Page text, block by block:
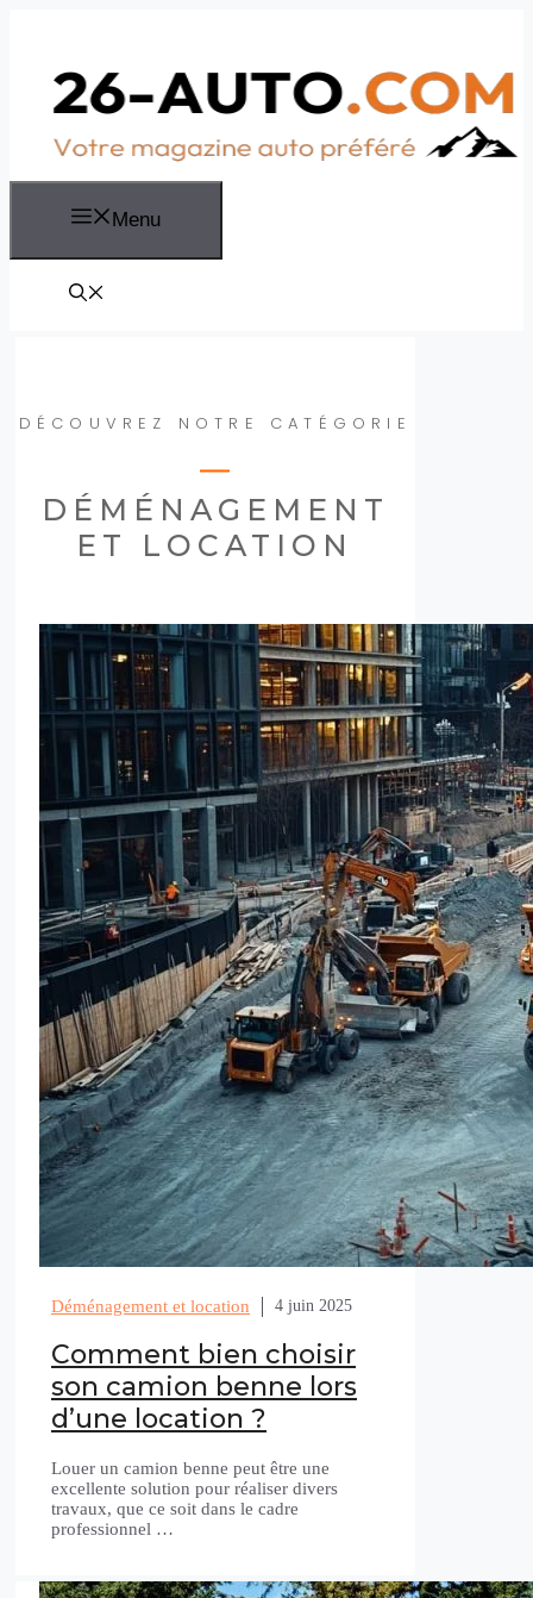
Menu
DÉCOUVREZ NOTRE CATÉGORIE
DÉMÉNAGEMENT
ET LOCATION
Déménagement et location 4 juin 2025
Comment bien choisir
son camion benne lors
d’une location ?
Louer un camion benne peut être une
excellente solution pour réaliser divers
travaux, que ce soit dans le cadre
professionnel …